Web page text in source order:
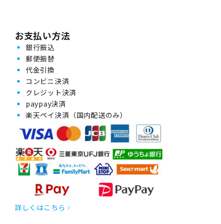
お支払い方法
銀行振込
郵便振替
代金引換
コンビニ決済
クレジット決済
paypay決済
楽天ペイ決済（国内配送のみ）
詳しくはこちら